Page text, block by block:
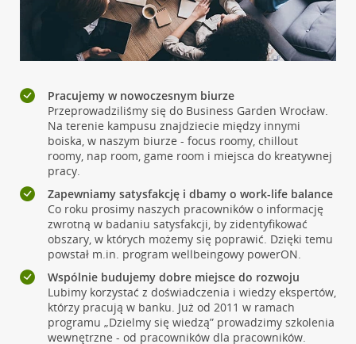
Pracujemy w nowoczesnym biurze
Przeprowadziliśmy się do Business Garden Wrocław.
Na terenie kampusu znajdziecie między innymi
boiska, w naszym biurze - focus roomy, chillout
roomy, nap room, game room i miejsca do kreatywnej
pracy.
Zapewniamy satysfakcję i dbamy o work-life balance
Co roku prosimy naszych pracowników o informację
zwrotną w badaniu satysfakcji, by zidentyfikować
obszary, w których możemy się poprawić. Dzięki temu
powstał m.in. program wellbeingowy powerON.
Wspólnie budujemy dobre miejsce do rozwoju
Lubimy korzystać z doświadczenia i wiedzy ekspertów,
którzy pracują w banku. Już od 2011 w ramach
programu „Dzielmy się wiedzą” prowadzimy szkolenia
wewnętrzne - od pracowników dla pracowników.